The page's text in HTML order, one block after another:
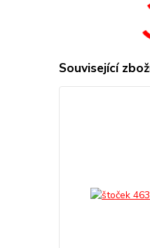
Související